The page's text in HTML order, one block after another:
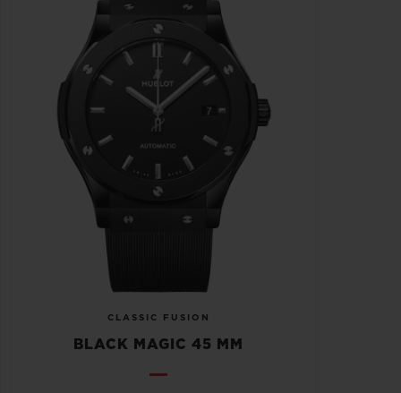
CLASSIC FUSION
BLACK MAGIC 45 MM